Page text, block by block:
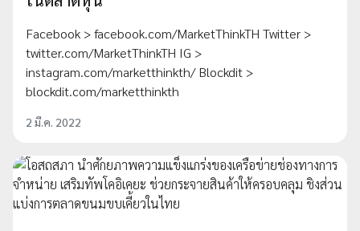
Facebook > facebook.com/MarketThinkTH Twitter >
twitter.com/MarketThinkTH IG >
instagram.com/marketthinkth/ Blockdit >
blockdit.com/marketthinkth
2 มี.ค. 2022